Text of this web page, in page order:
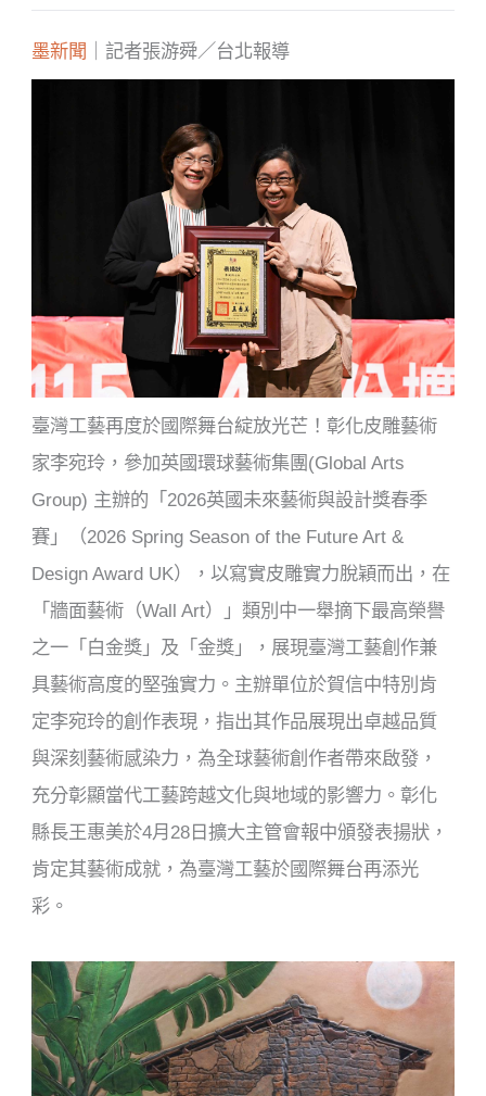
墨新聞 ｜記者張游舜／台北報導
臺灣工藝再度於國際舞台綻放光芒！彰化皮雕藝術
家李宛玲，參加英國環球藝術集團(Global Arts
Group) 主辦的「2026英國未來藝術與設計獎春季
賽」（2026 Spring Season of the Future Art &
Design Award UK），以寫實皮雕實力脫穎而出，在
「牆面藝術（Wall Art）」類別中一舉摘下最高榮譽
之一「白金獎」及「金獎」，展現臺灣工藝創作兼
具藝術高度的堅強實力。主辦單位於賀信中特別肯
定李宛玲的創作表現，指出其作品展現出卓越品質
與深刻藝術感染力，為全球藝術創作者帶來啟發，
充分彰顯當代工藝跨越文化與地域的影響力。彰化
縣長王惠美於4月28日擴大主管會報中頒發表揚狀，
肯定其藝術成就，為臺灣工藝於國際舞台再添光
彩。